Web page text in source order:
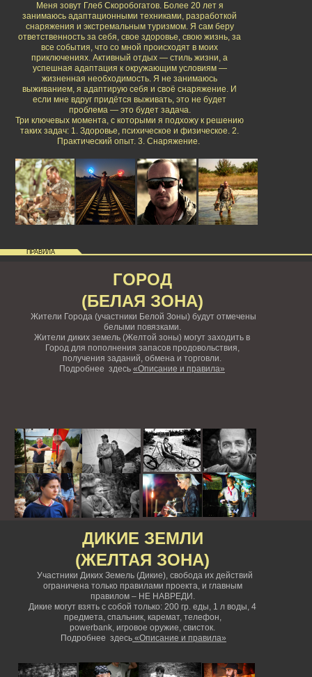
Меня зовут Глеб Скоробогатов. Более 20 лет я
занимаюсь адаптационными техниками, разработкой
снаряжения и экстремальным туризмом. Я сам беру
ответственность за себя, свое здоровье, свою жизнь, за
все события, что со мной происходят в моих
приключениях. Активный отдых — стиль жизни, а
успешная адаптация к окружающим условиям —
жизненная необходимость. Я не занимаюсь
выживанием, я адаптирую себя и своё снаряжение. И
если мне вдруг придётся выживать, это не будет
проблема — это будет задача.
Три ключевых момента, с которыми я подхожу к решению
таких задач: 1. Здоровье, психическое и физическое. 2.
Практический опыт. 3. Снаряжение.
ПРАВИЛА
ГОРОД
(БЕЛАЯ ЗОНА)
Жители Города (участники Белой Зоны) будут отмечены
белыми повязками.
Жители диких земель (Желтой зоны) могут заходить в
Город для пополнения запасов продовольствия,
получения заданий, обмена и торговли.
Подробнее здесь «Описание и правила»
ДИКИЕ ЗЕМЛИ
(ЖЕЛТАЯ ЗОНА)
Участники Диких Земель (Дикие), свобода их действий
ограничена только правилами проекта, и главным
правилом – НЕ НАВРЕДИ.
Дикие могут взять с собой только: 200 гр. еды, 1 л воды, 4
предмета, спальник, каремат, телефон,
powerbank, игровое оружие, свисток.
Подробнее здесь «Описание и правила»